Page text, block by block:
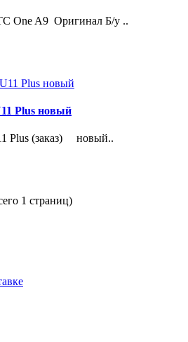
One A9 Оригинал Б/у ..
Plus новый
Plus (заказ) новый..
1 страниц)